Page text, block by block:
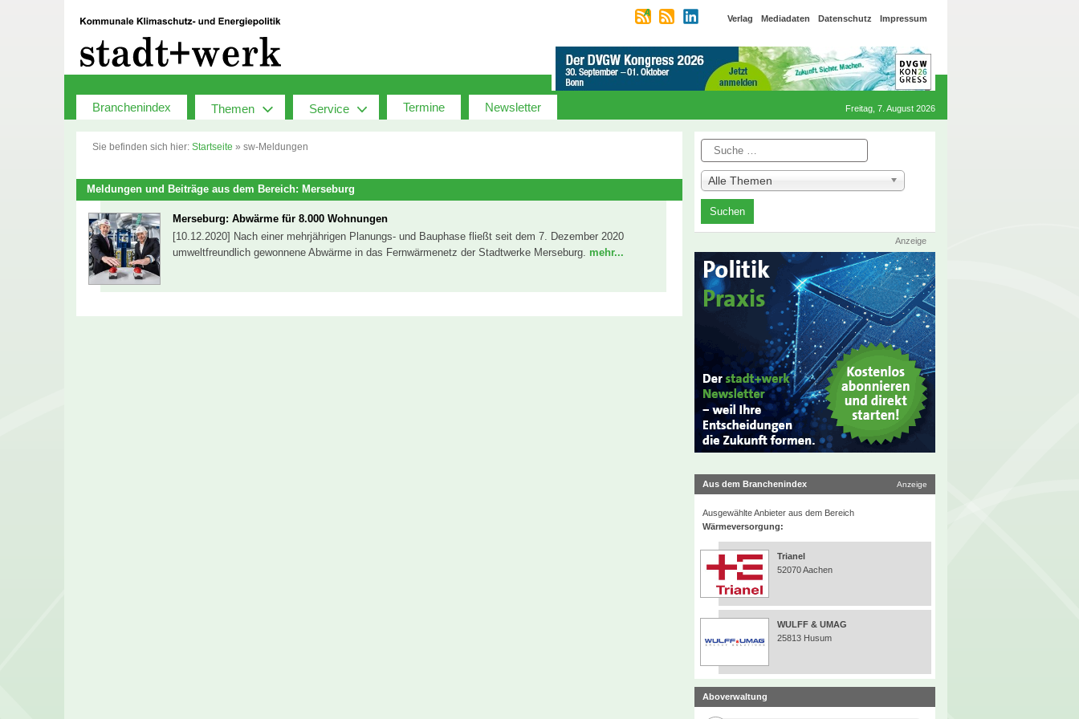
Verlag Mediadaten Datenschutz Impressum
Branchenindex Themen Service Termine Newsletter Freitag, 7. August 2026
Sie befinden sich hier: Startseite » sw-Meldungen
Meldungen und Beiträge aus dem Bereich: Merseburg
Merseburg: Abwärme für 8.000 Wohnungen
[10.12.2020] Nach einer mehrjährigen Planungs- und Bauphase fließt seit dem 7. Dezember 2020
umweltfreundlich gewonnene Abwärme in das Fernwärmenetz der Stadtwerke Merseburg. mehr...
Suche
Alle Themen
Anzeige
Aus dem Branchenindex Anzeige
Ausgewählte Anbieter aus dem Bereich
Wärmeversorgung:
Trianel
52070 Aachen
WULFF & UMAG
25813 Husum
Aboverwaltung